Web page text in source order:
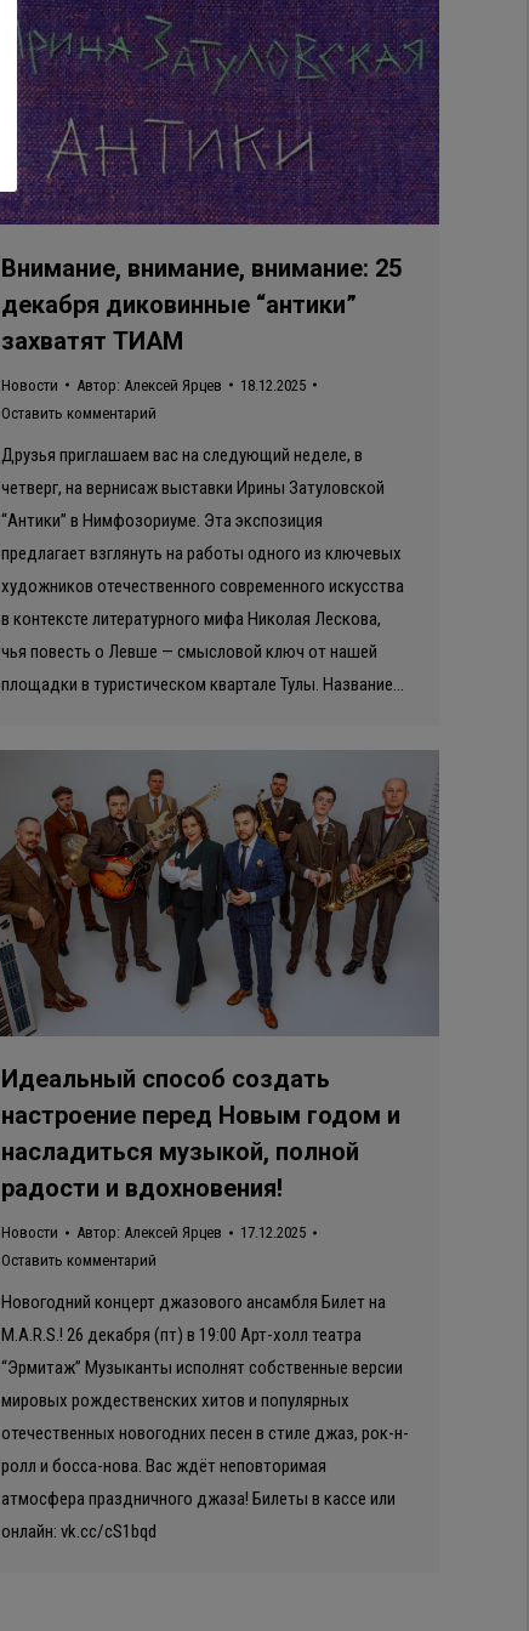
Внимание, внимание, внимание: 25
декабря диковинные “антики”
захватят ТИАМ
Новости Автор: Алексей Ярцев
18.12.2025
Оставить комментарий
Друзья приглашаем вас на следующий неделе, в
четверг, на вернисаж выставки Ирины Затуловской
“Антики” в Нимфозориуме. Эта экспозиция
предлагает взглянуть на работы одного из ключевых
художников отечественного современного искусства
в контексте литературного мифа Николая Лескова,
чья повесть о Левше — смысловой ключ от нашей
площадки в туристическом квартале Тулы. Название…
Идеальный способ создать
настроение перед Новым годом и
насладиться музыкой, полной
радости и вдохновения!
Новости Автор: Алексей Ярцев
17.12.2025
Оставить комментарий
Новогодний концерт джазового ансамбля Билет на
M.A.R.S.! 26 декабря (пт) в 19:00 Арт-холл театра
“Эрмитаж” Музыканты исполнят собственные версии
мировых рождественских хитов и популярных
отечественных новогодних песен в стиле джаз, рок-н-
ролл и босса-нова. Вас ждёт неповторимая
атмосфера праздничного джаза! Билеты в кассе или
онлайн: vk.cc/cS1bqd